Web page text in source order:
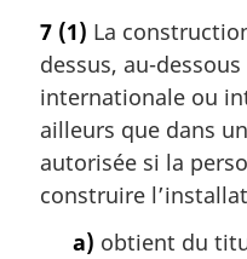
t
e
m
r
g
i
7 (1) La
dessus, au-
internationale ou
ailleurs que dans
autorisée si la
construire
a) obtient du